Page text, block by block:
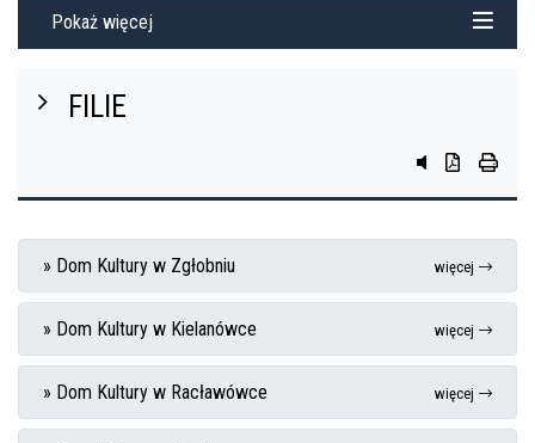
Pokaż więcej
FILIE
przycisk do
przycisk
» Dom Kultury w Zgłobniu więcej
» Dom Kultury w Kielanówce więcej
» Dom Kultury w Racławówce więcej